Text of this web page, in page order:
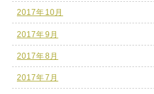
2017年10月
2017年9月
2017年8月
2017年7月